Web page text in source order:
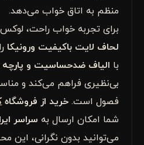
منظم به اتاق خواب می‌دهد.
برای تجربه خواب راحت،
لحاف لایت باکیفیت ورونیکا
با الیاف ضدحساسیت و
بی‌نظیری فراهم می‌کند و
فصول است. خرید از فروشگاه
شما امکان ارسال به سراسر
می‌توانید بدون نگرانی، این